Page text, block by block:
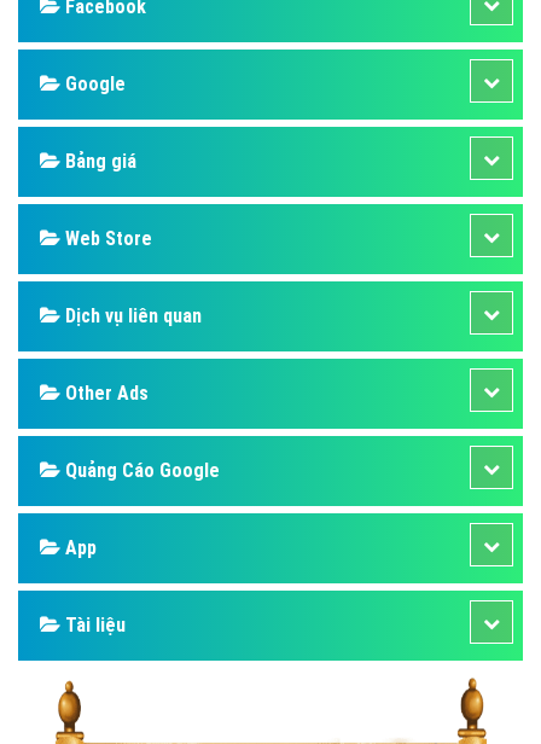
Facebook
Google
Bảng giá
Web Store
Dịch vụ liên quan
Other Ads
Quảng Cáo Google
App
Tài liệu